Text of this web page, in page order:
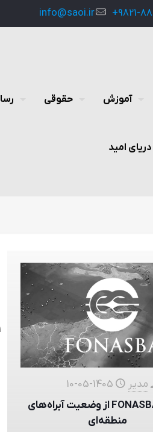
9821-
info@saoi.ir
آموزش حقوقی
امید
مدیر
1405-05-10
گزارش FONASBA از وضعیت آبراه‌های
منطقه‌ای